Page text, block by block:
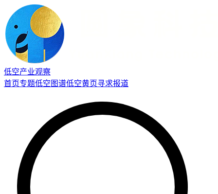
低空产业观察
首页专题低空图谱低空黄页寻求报道